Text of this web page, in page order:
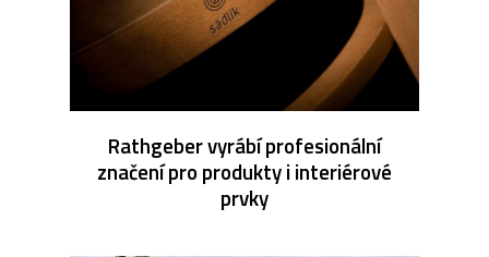
Rathgeber vyrábí profesionální
značení pro produkty i interiérové
prvky